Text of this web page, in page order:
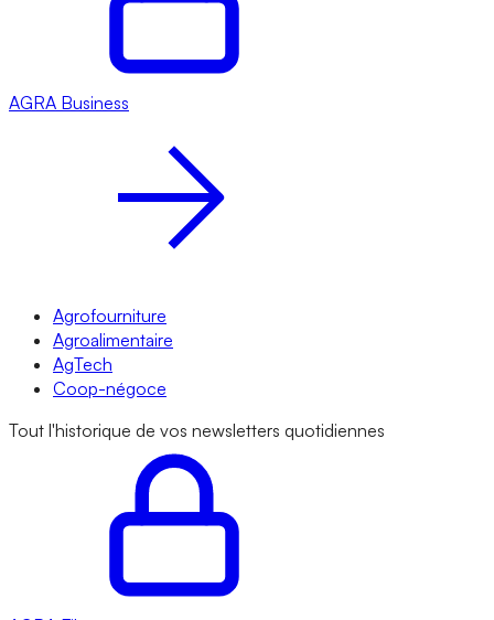
AGRA Business
Agrofourniture
Agroalimentaire
AgTech
Coop-négoce
Tout l'historique de vos newsletters quotidiennes